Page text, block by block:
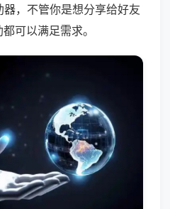
，不管你是想分享给好友
可以满足需求。